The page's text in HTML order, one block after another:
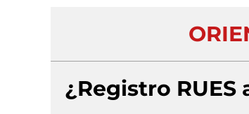
¿Registro RUES